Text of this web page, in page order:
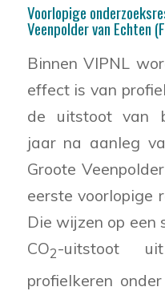
Voorlopige
Veenpolder van Echten
Binnen VIPNL
effect is van
de uitstoot van
jaar na aanleg
Groote
eerste voorlopige
Die wijzen op een
CO2-uitstoot
profielkeren